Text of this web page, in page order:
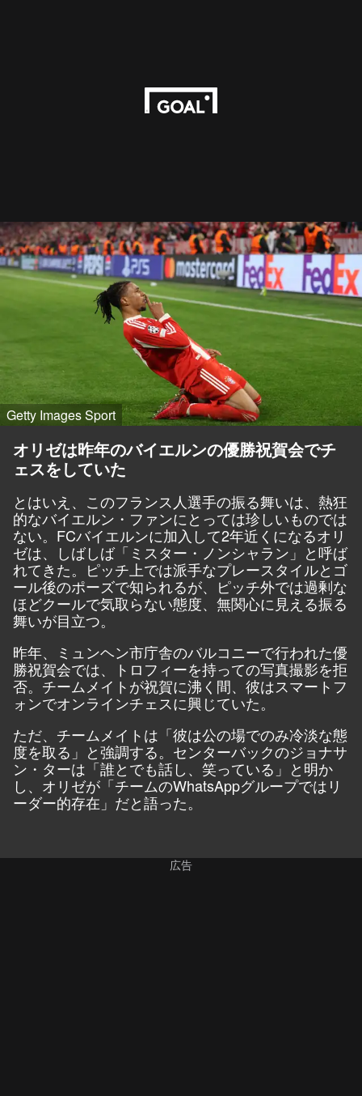
Getty Images Sport
オリゼは昨年のバイエルンの優勝祝賀会でチ
ェスをしていた
とはいえ、このフランス人選手の振る舞いは、熱狂
的なバイエルン・ファンにとっては珍しいものでは
ない。FCバイエルンに加入して2年近くになるオリ
ゼは、しばしば「ミスター・ノンシャラン」と呼ば
れてきた。ピッチ上では派手なプレースタイルとゴ
ール後のポーズで知られるが、ピッチ外では過剰な
ほどクールで気取らない態度、無関心に見える振る
舞いが目立つ。
昨年、ミュンヘン市庁舎のバルコニーで行われた優
勝祝賀会では、トロフィーを持っての写真撮影を拒
否。チームメイトが祝賀に沸く間、彼はスマートフ
ォンでオンラインチェスに興じていた。
ただ、チームメイトは「彼は公の場でのみ冷淡な態
度を取る」と強調する。センターバックのジョナサ
ン・ターは「誰とでも話し、笑っている」と明か
し、オリゼが「チームのWhatsAppグループではリ
ーダー的存在」だと語った。